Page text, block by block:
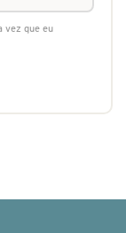
vez que eu